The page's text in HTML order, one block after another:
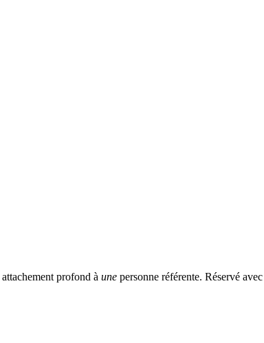
profond à une personne référente. Réservé